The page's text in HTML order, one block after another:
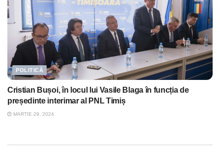
POLITICĂ
Cristian Bușoi, în locul lui Vasile Blaga în funcția de
președinte interimar al PNL Timiș
MARTIE 29, 2024